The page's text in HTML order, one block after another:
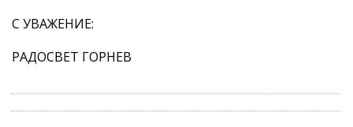
С УВАЖЕНИЕ:
РАДОСВЕТ ГОРНЕВ